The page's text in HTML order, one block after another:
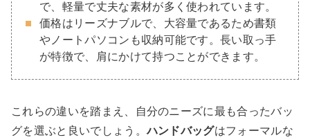
で、軽量で丈夫な素材が多く使われています。
価格はリーズナブルで、大容量であるため書類
やノートパソコンも収納可能です。長い取っ手
が特徴で、肩にかけて持つことができます。
これらの違いを踏まえ、自分のニーズに最も合ったバッ
グを選ぶと良いでしょう。ハンドバッグはフォーマルな